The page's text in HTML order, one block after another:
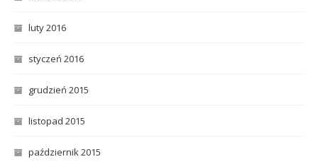
luty 2016
styczeń 2016
grudzień 2015
listopad 2015
październik 2015